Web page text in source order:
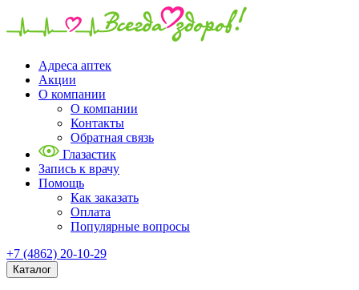
Адреса аптек
Акции
О компании
О компании
Контакты
Обратная связь
Глазастик
Запись к врачу
Помощь
Как заказать
Оплата
Популярные вопросы
+7 (4862) 20-10-29
Каталог